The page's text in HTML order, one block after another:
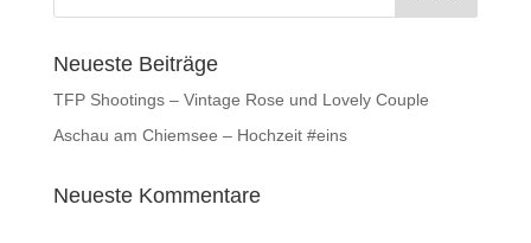
Neueste Beiträge
TFP Shootings – Vintage Rose und Lovely Couple
Aschau am Chiemsee – Hochzeit #eins
Neueste Kommentare